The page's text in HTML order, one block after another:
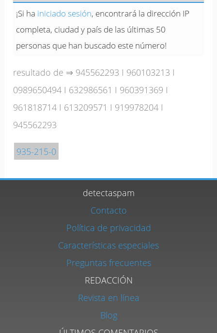
¡Si ha iniciado sesión, encontrará la dirección IP
completa, ciudad y país de las últimas 50
personas que han buscado este número!
resultado de ⇒ 945562293 I 960103213 I
0989650494 I 632986561 I 960391369 I
961818714 I 613209571 I 919978204 I
945562293
935-215-0
detectaspam
Contacto
Política de privacidad
Características especiales
Preguntas frecuentes
REDACCIÓN
Revista en línea
Blog